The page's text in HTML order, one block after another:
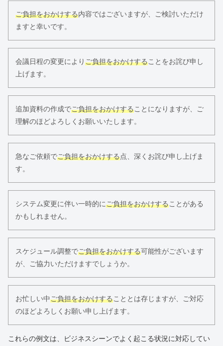
ご負担をおかけする内容ではございますが、ご検討いただけ
ますと幸いです。
会議日程の変更によりご負担をおかけすることをお詫び申し
上げます。
追加資料の作成でご負担をおかけすることになりますが、ご
理解のほどよろしくお願いいたします。
急なご依頼でご負担をおかけする点、深くお詫び申し上げま
す。
システム変更に伴い一時的にご負担をおかけすることがある
かもしれません。
スケジュール調整でご負担をおかけする可能性がございます
が、ご協力いただけますでしょうか。
お忙しい中ご負担をおかけすることとは存じますが、ご対応
のほどよろしくお願い申し上げます。
これらの例文は、ビジネスシーンでよく起こる状況に対応してい